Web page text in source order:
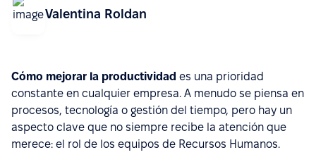
Valentina Roldan
Cómo mejorar la productividad es una prioridad
constante en cualquier empresa. A menudo se piensa en
procesos, tecnología o gestión del tiempo, pero hay un
aspecto clave que no siempre recibe la atención que
merece: el rol de los equipos de Recursos Humanos.